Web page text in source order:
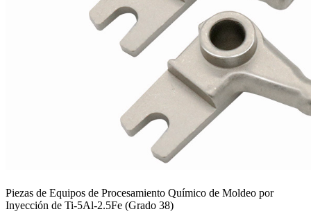
Piezas de Equipos de Procesamiento Químico de Moldeo por
Inyección de Ti-5Al-2.5Fe (Grado 38)